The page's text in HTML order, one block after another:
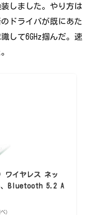
装しました。やり方は
ドライバが既にあた
して6GHz掴んだ。速
ワイヤレス ネッ
、Bluetooth 5.2 A
）